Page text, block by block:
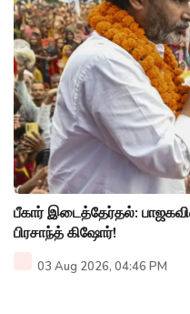
பீகார் இடைத்தேர்தல்:
பிரசாந்த் கிஷோர்!
03 Aug 2026, 04:46 PM